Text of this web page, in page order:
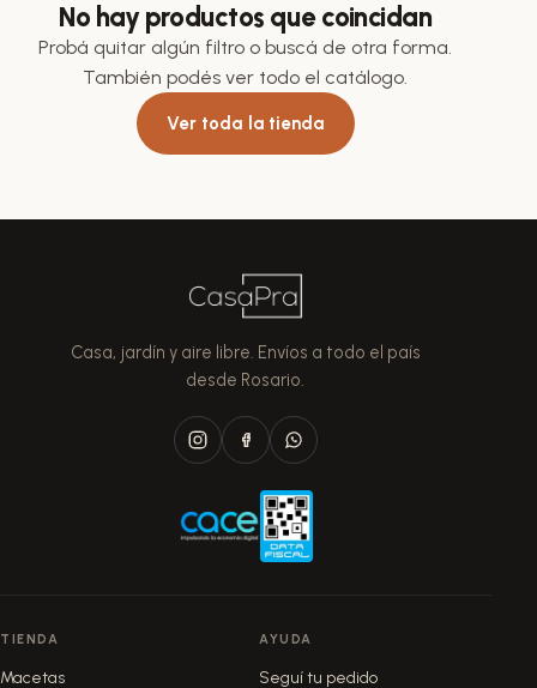
No hay productos que coincidan
Probá quitar algún filtro o buscá de otra forma.
También podés ver todo el catálogo.
Ver toda la tienda
Casa, jardín y aire libre. Envíos a todo el país
desde Rosario.
TIENDA
Macetas
AYUDA
Seguí tu pedido